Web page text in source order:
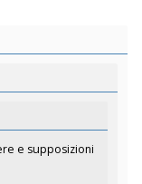
e supposizioni